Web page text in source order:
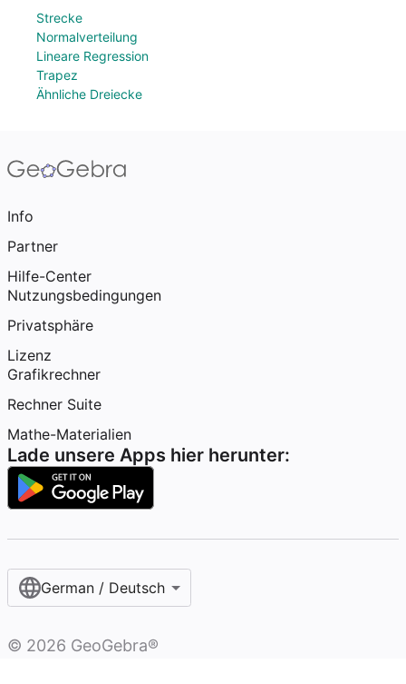
Strecke
Normalverteilung
Lineare Regression
Trapez
Ähnliche Dreiecke
Info
Partner
Hilfe-Center
Nutzungsbedingungen
Privatsphäre
Lizenz
Grafikrechner
Rechner Suite
Mathe-Materialien
Lade unsere Apps hier herunter:
German / Deutsch
© 2026 GeoGebra®